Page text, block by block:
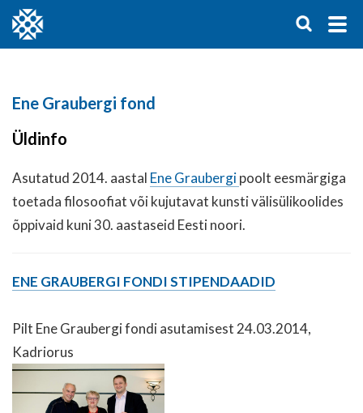
Ene Graubergi fond
Üldinfo
Asutatud 2014. aastal Ene Graubergipoolt eesmärgiga
toetada filosoofiat või kujutavat kunsti välisülikoolides
õppivaid kuni 30. aastaseid Eesti noori.
ENE GRAUBERGI FONDI STIPENDAADID
Pilt Ene Graubergi fondi asutamisest 24.03.2014,
Kadriorus